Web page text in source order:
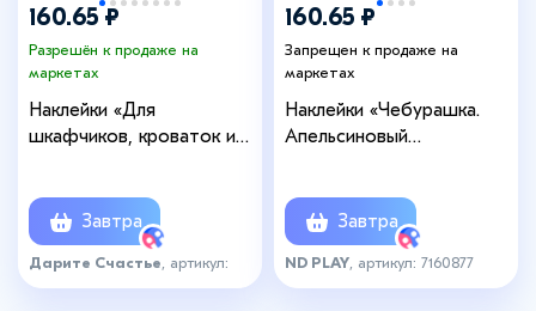
160.65 ₽
Разрешён к продаже на
маркетах
Наклейки «Для
шкафчиков, кроваток и
Завтра
Дарите Счастье , артикул:
3689543
160.65 ₽
Запрещен к продаже на
маркетах
Наклейки «Чебурашка.
Апельсиновый
Завтра
ND PLAY , артикул: 7160877